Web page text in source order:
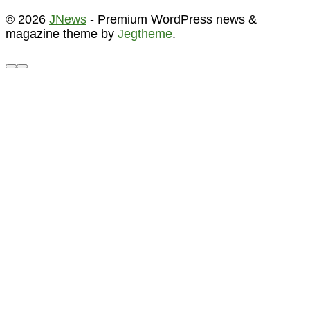
© 2026 JNews - Premium WordPress news &
magazine theme by Jegtheme.